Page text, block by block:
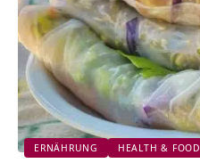
ERNÄHRUNG HEALTH & FOOD